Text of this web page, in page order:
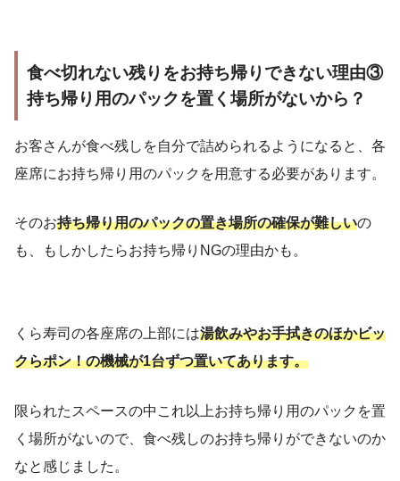
食べ切れない残りをお持ち帰りできない理由③
持ち帰り用のパックを置く場所がないから？
お客さんが食べ残しを自分で詰められるようになると、各
座席にお持ち帰り用のパックを用意する必要があります。
そのお持ち帰り用のパックの置き場所の確保が難しいの
も、もしかしたらお持ち帰りNGの理由かも。
くら寿司の各座席の上部には湯飲みやお手拭きのほかビッ
クらポン！の機械が1台ずつ置いてあります。
限られたスペースの中これ以上お持ち帰り用のパックを置
く場所がないので、食べ残しのお持ち帰りができないのか
なと感じました。